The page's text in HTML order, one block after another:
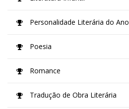
Personalidade Literária do Ano
Poesia
Romance
Tradução de Obra Literária